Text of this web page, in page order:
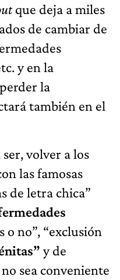
que deja a miles
de cambiar de
y en la
la
también en el
volver a los
las famosas
de letra chica”
o no”, “exclusión
y de
sea conveniente